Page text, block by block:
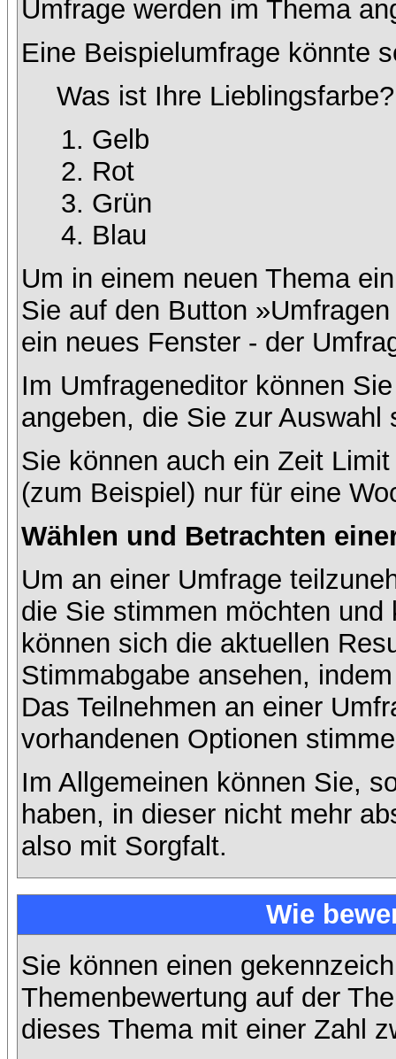
Umfrage werden im Thema
Eine Beispielumfrage könnte
Was ist Ihre Lieblingsfarbe?
Gelb
Rot
Grün
Blau
Um in einem neuen Thema
Sie auf den Button
ein neues Fenster - der
Im Umfrageneditor können
angeben, die Sie zur Auswahl
Sie können auch ein Zeit
(zum Beispiel) nur für eine
Wählen und Betrachten
Um an einer Umfrage
die Sie stimmen möchten
können sich die aktuellen
Stimmabgabe ansehen,
Das Teilnehmen an einer
vorhandenen Optionen
Im Allgemeinen können Sie,
haben, in dieser nicht mehr
also mit Sorgfalt.
Wie
Sie können einen
Themenbewertung auf der
dieses Thema mit einer Zahl